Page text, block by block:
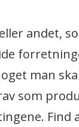
andet,
man
som